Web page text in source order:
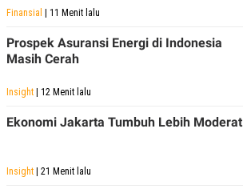
Finansial | 11 Menit lalu
Prospek Asuransi Energi di Indonesia
Masih Cerah
Insight | 12 Menit lalu
Ekonomi Jakarta Tumbuh Lebih Moderat
Insight | 21 Menit lalu